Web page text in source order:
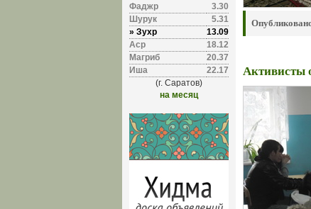
Фаджр
3.30
Шурук
5.31
» Зухр
13.09
Аср
18.12
Магриб
20.37
Иша
22.17
(г. Саратов)
на месяц
Активисты